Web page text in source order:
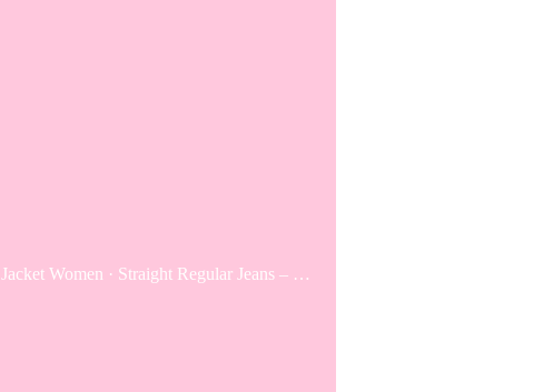
Women · Straight Regular Jeans – …